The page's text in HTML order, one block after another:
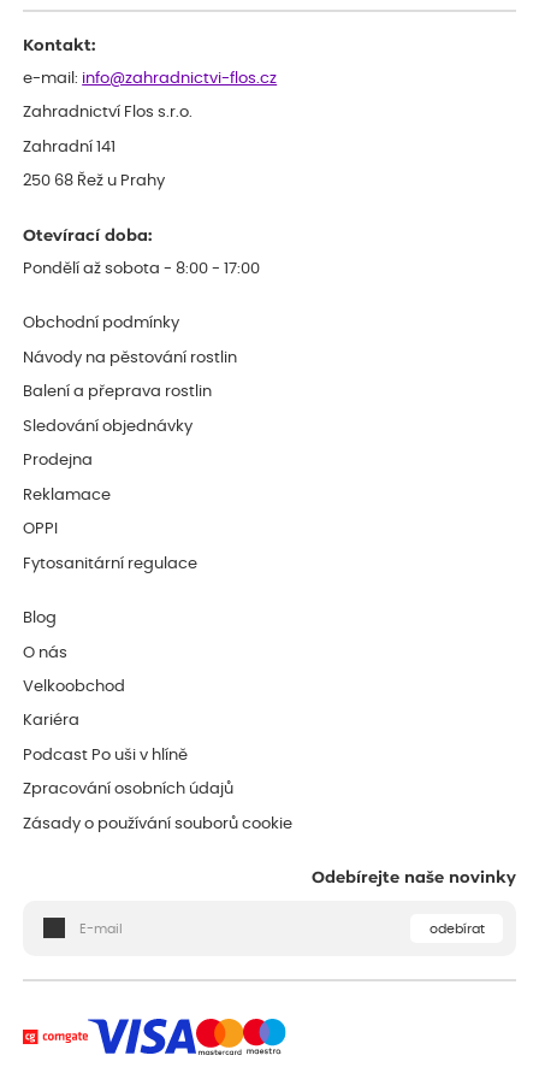
Kontakt:
e-mail: info@zahradnictvi-flos.cz
Zahradnictví Flos s.r.o.
Zahradní 141
250 68 Řež u Prahy
Otevírací doba:
Pondělí až sobota - 8:00 - 17:00
Obchodní podmínky
Návody na pěstování rostlin
Balení a přeprava rostlin
Sledování objednávky
Prodejna
Reklamace
OPPI
Fytosanitární regulace
Blog
O nás
Velkoobchod
Kariéra
Podcast Po uši v hlíně
Zpracování osobních údajů
Zásady o používání souborů cookie
Odebírejte naše novinky
odebírat